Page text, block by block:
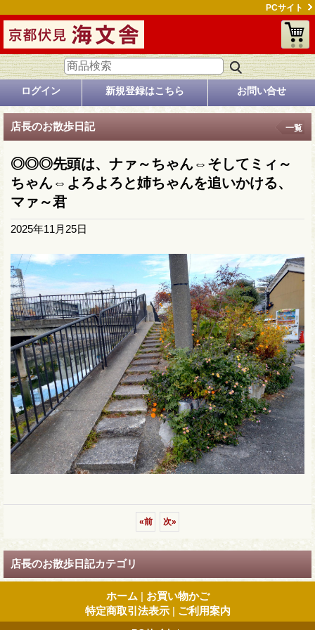
PCサイト
ログイン 新規登録はこちら お問い合せ
店長のお散歩日記 一覧
◎◎◎先頭は、ナァ～ちゃん⇔そしてミィ～
ちゃん⇔よろよろと姉ちゃんを追いかける、
マァ～君
2025年11月25日
«前 次»
店長のお散歩日記カテゴリ
ホーム | お買い物かご
特定商取引法表示 | ご利用案内